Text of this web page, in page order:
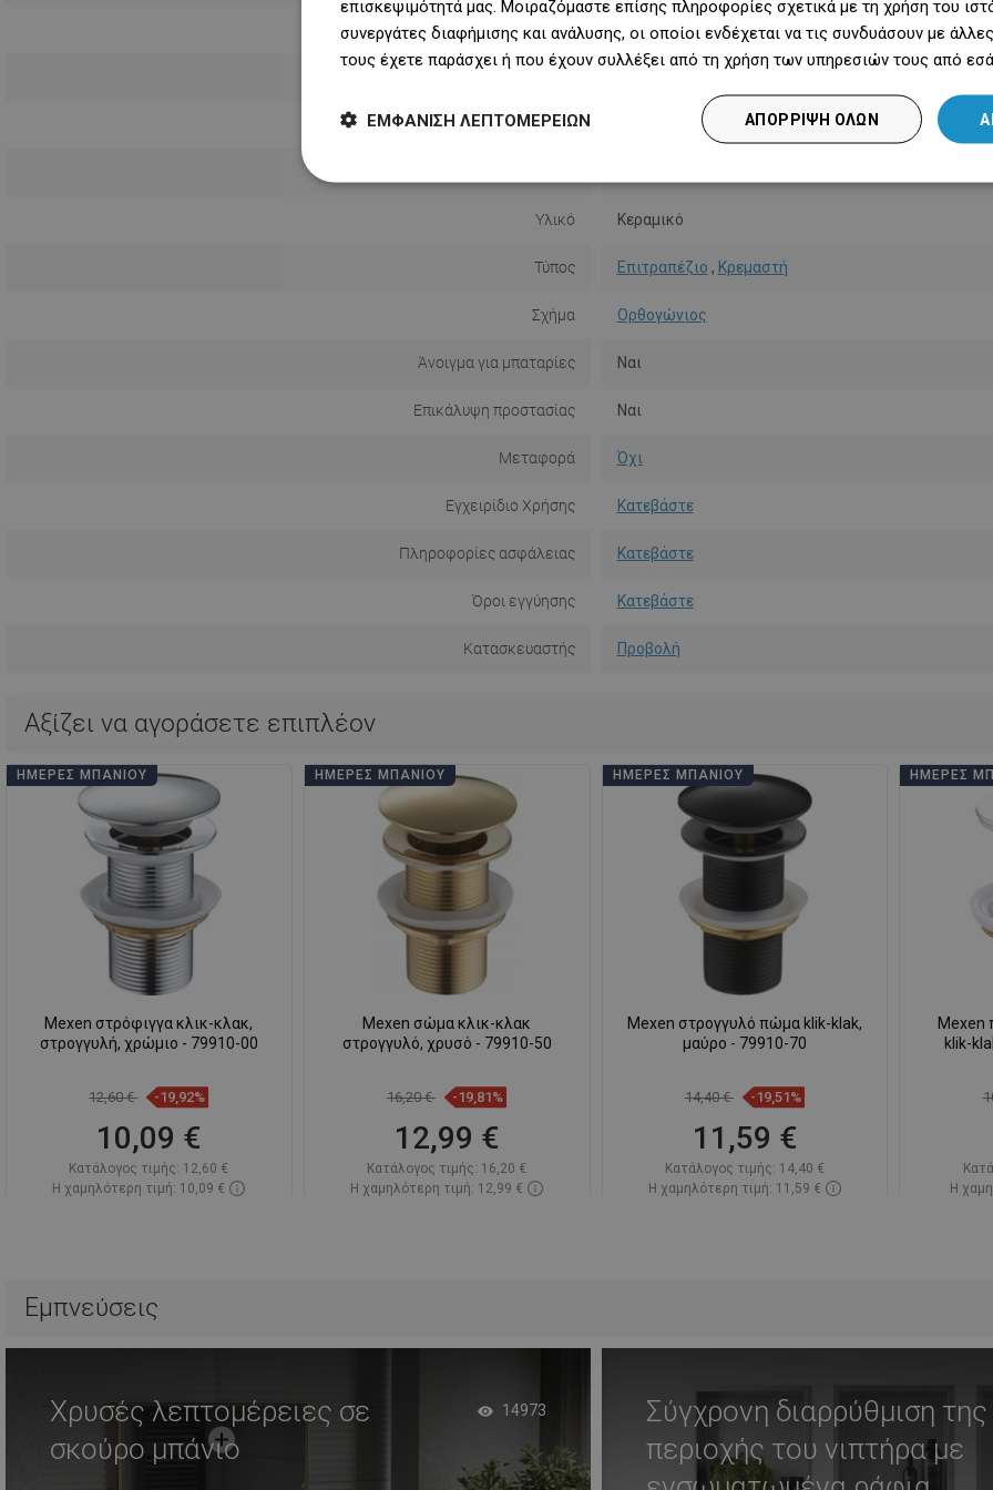
Συντομότερη πλευρά 29 cm
Χρώμα
Υλικό Κεραμικό
Τύπος Επιτραπέζιο , Κρεμαστή
Σχήμα Ορθογώνιος
Άνοιγμα για μπαταρίες Ναι
Επικάλυψη προστασίας Ναι
Μεταφορά Όχι
Εγχειρίδιο Χρήσης Κατεβάστε
Πληροφορίες ασφάλειας Κατεβάστε
Όροι εγγύησης Κατεβάστε
Κατασκευαστής Προβολή
Αξίζει να αγοράσετε επιπλέον
ΗΜΈΡΕΣ ΜΠΆΝΙΟΥ
Mexen στρόφιγγα κλικ-κλακ,
στρογγυλή, χρώμιο - 79910-00
12,60 € -19,92%
10,09 €
Κατάλογος τιμής: 12,60 €
Η χαμηλότερη τιμή: 10,09 €
ΗΜΈΡΕΣ ΜΠΆΝΙΟΥ
Mexen σώμα κλικ-κλακ
στρογγυλό, χρυσό - 79910-50
16,20 € -19,81%
12,99 €
Κατάλογος τιμής: 16,20 €
Η χαμηλότερη τιμή: 12,99 €
ΗΜΈΡΕΣ ΜΠΆΝΙΟΥ
Mexen στρογγυλό πώμα klik-klak,
μαύρο - 79910-70
14,40 € -19,51%
11,59 €
Κατάλογος τιμής: 14,40 €
Η χαμηλότερη τιμή: 11,59 €
ΗΜΈΡΕΣ
Mexen
klik-
Η
Εμπνεύσεις
Χρυσές λεπτομέρειες σε
σκούρο μπάνιο
14973
Σύγχρονη διαρρύθμιση της
περιοχής του νιπτήρα με
επισκεψιμότητά μας. Μοιραζόμαστε επίσης πληροφορίες σχετικά με τη χρήση του
συνεργάτες διαφήμισης και ανάλυσης, οι οποίοι ενδέχεται να τις συνδυάσουν με
τους έχετε παράσχει ή που έχουν συλλέξει από τη χρήση των υπηρεσιών τους από
ΑΠΌΡΡΙΨΗ ΌΛΩΝ
ΕΜΦΆΝΙΣΗ ΛΕΠΤΟΜΕΡΕΙΏΝ